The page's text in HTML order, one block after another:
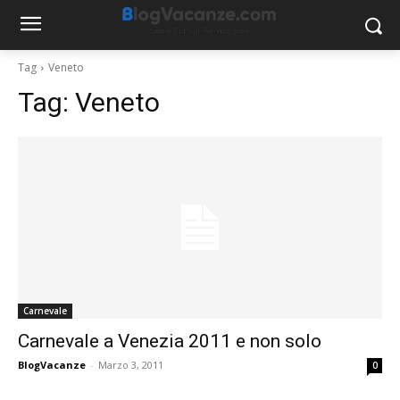
Tag Veneto
Tag: Veneto
Carnevale
Carnevale a Venezia 2011 e non solo
BlogVacanze - Marzo 3, 2011 0